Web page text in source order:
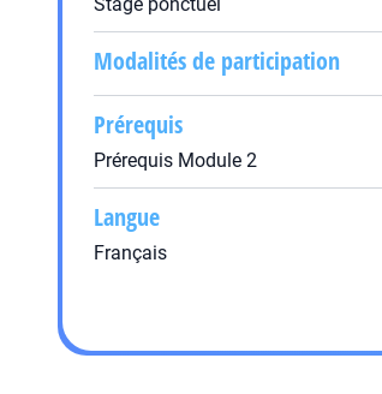
Modalités de participation
Prérequis
Prérequis Module 2
Langue
Français